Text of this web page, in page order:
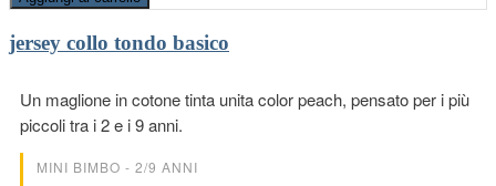
jersey collo tondo basico
Un maglione in cotone tinta unita color peach, pensato per i più
piccoli tra i 2 e i 9 anni.
MINI BIMBO - 2/9 ANNI